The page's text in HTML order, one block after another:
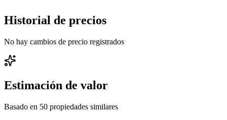
Historial de precios
No hay cambios de precio registrados
Estimación de valor
Basado en 50 propiedades similares